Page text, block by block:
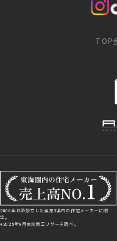
TOP
2006年以降設立した東海3県内の住宅メーカーに限
定。
※2025年6月東京商工リサーチ調べ。